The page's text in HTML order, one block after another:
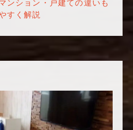
ンション・戸建ての違いも
すく解説